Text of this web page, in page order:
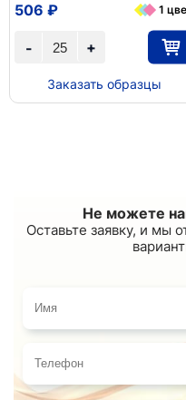
+
-
506 ₽ 1
Заказать образцы
Не можете
Оставьте заявку, и мы
Имя